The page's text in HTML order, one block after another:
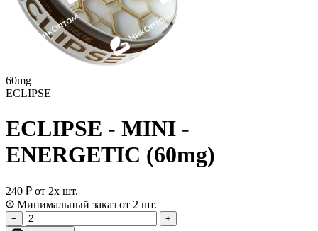
60mg
ECLIPSE
ECLIPSE - MINI -
ENERGETIC (60mg)
240 ₽ от 2х шт.
Минимальный заказ от 2 шт.
−
+